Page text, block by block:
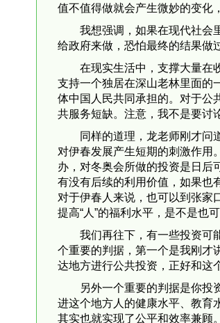
值不值得做就会产生微妙的变化
我想强调，如果在现代社会
给政府来做，恐怕最终的结果做
在现实生活中，支撑大量在
支持一个独居在深山老林里面的
体中国人民共同承担的。对于公
共服务短缺。注意，我不是要讨
同样的道理，龙老师刚才问
对伊春发展产生短期的刺激作用
办，对冬奥会所做的投资是日后
有没有后续的利用价值，如果也
对于伊春人来说，也可以到张家
提高“人”的福利水平，是不是也
我们再往下，有一些投资可
个重要的判据，第一个是我刚才
达地方进行公共投资，正好和这
另外一个重要的判据是你投
进这个地方人的健康水平、教育
其实也就实现了公平和效率兼顾。